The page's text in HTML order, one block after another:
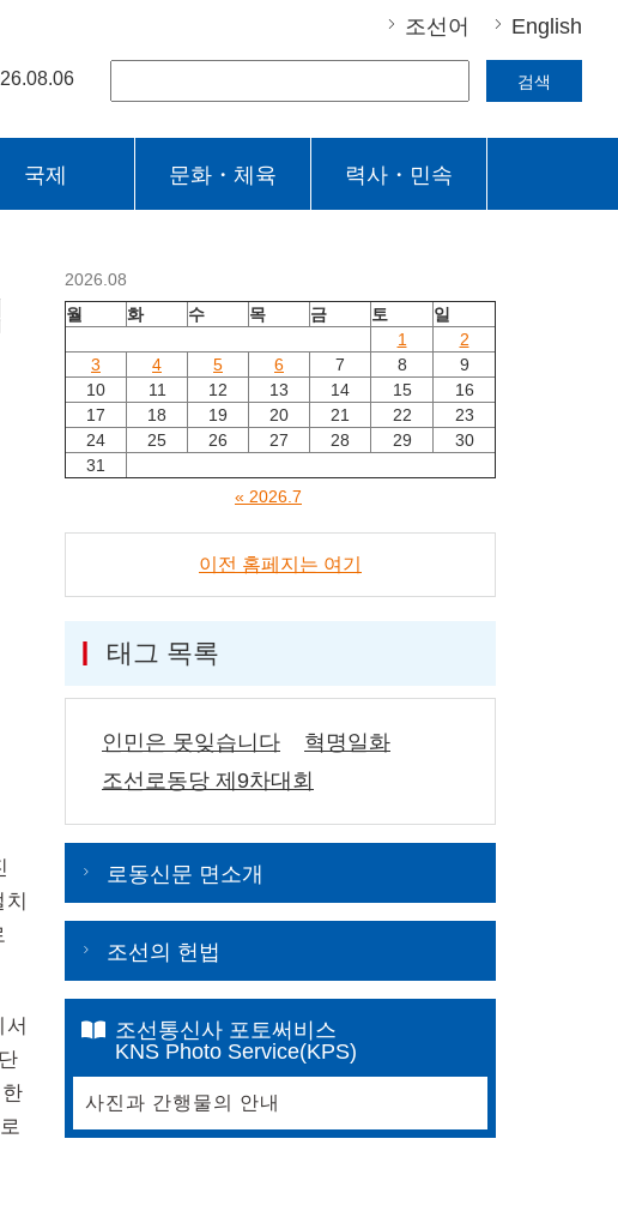
조선어 English
검색
국제 문화・체육 력사・민속
2026.08
월
화 수 목 금 토
일
1
2
3
4 5 6 7 8
9
10
11 12 13 14 15
16
17
18 19 20 21 22
23
24
25 26 27 28 29
30
31
« 2026.7
이전 홈페지는 여기
태그 목록
인민은 못잊습니다
혁명일화
조선로동당 제9차대회
로동신문 면소개
조선의 헌법
조선통신사 포토써비스
KNS Photo Service(KPS)
사진과 간행물의 안내